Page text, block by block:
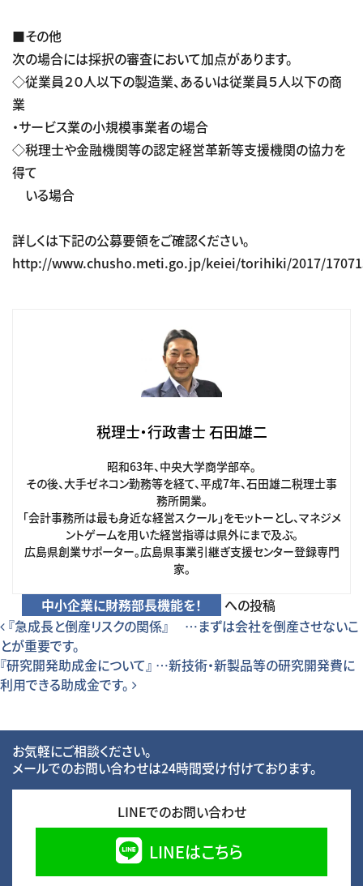
■その他
次の場合には採択の審査において加点があります。
◇従業員２０人以下の製造業、あるいは従業員５人以下の商
業
・サービス業の小規模事業者の場合
◇税理士や金融機関等の認定経営革新等支援機関の協力を
得て
いる場合
詳しくは下記の公募要領をご確認ください。
http://www.chusho.meti.go.jp/keiei/torihiki/2017/
税理士・行政書士 石田雄二
昭和63年、中央大学商学部卒。
その後、大手ゼネコン勤務等を経て、平成7年、石田雄二税理士事
務所開業。
「会計事務所は最も身近な経営スクール」をモットーとし、マネジメ
ントゲームを用いた経営指導は県外にまで及ぶ。
広島県創業サポーター。広島県事業引継ぎ支援センター登録専門
家。
中小企業に財務部長機能を！ への投稿
投稿ナビゲーション
『急成長と倒産リスクの関係』 …まずは会社を倒産させないこ
とが重要です。
『研究開発助成金について』 …新技術・新製品等の研究開発費に
利用できる助成金です。
お気軽にご相談ください。
メールでのお問い合わせは24時間受け付けております。
LINEでのお問い合わせ
LINEはこちら